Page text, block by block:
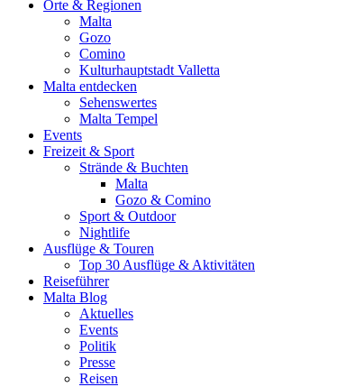
Orte & Regionen
Malta
Gozo
Comino
Kulturhauptstadt Valletta
Malta entdecken
Sehenswertes
Malta Tempel
Events
Freizeit & Sport
Strände & Buchten
Malta
Gozo & Comino
Sport & Outdoor
Nightlife
Ausflüge & Touren
Top 30 Ausflüge & Aktivitäten
Reiseführer
Malta Blog
Aktuelles
Events
Politik
Presse
Reisen